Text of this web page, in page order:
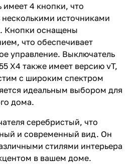
4 кнопки, что
несколькими источниками
Кнопки оснащены
что обеспечивает
управление. Выключатель
X4 также имеет версию vT,
с широким спектром
идеальным выбором для
дома.
серебристый, что
и современный вид. Он
стилями интерьера
в вашем доме.